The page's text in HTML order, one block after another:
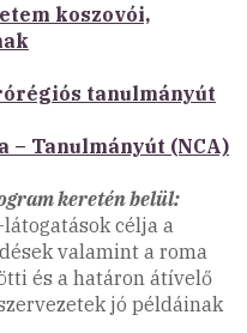
koszovói,
tanulmányút
– Tanulmányút (NCA)
keretén belül:
célja a
valamint a roma
és a határon átívelő
jó példáinak